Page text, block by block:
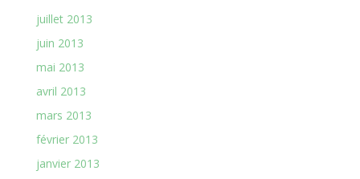
juillet 2013
juin 2013
mai 2013
avril 2013
mars 2013
février 2013
janvier 2013